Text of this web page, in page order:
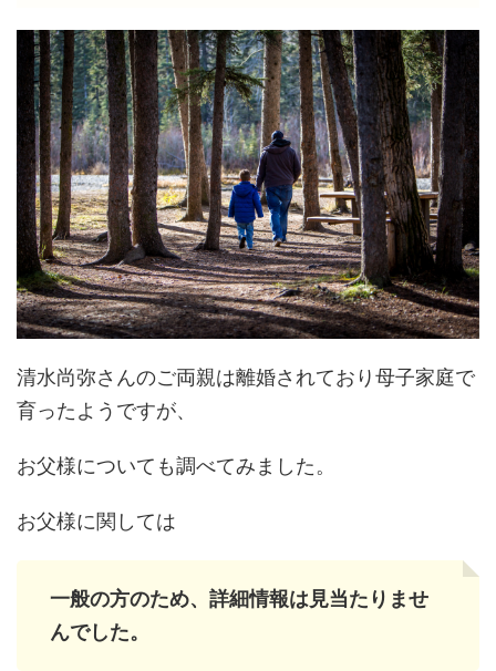
清水尚弥さんのご両親は離婚されており母子家庭で
育ったようですが、
お父様についても調べてみました。
お父様に関しては
一般の方のため、詳細情報は見当たりませ
んでした。